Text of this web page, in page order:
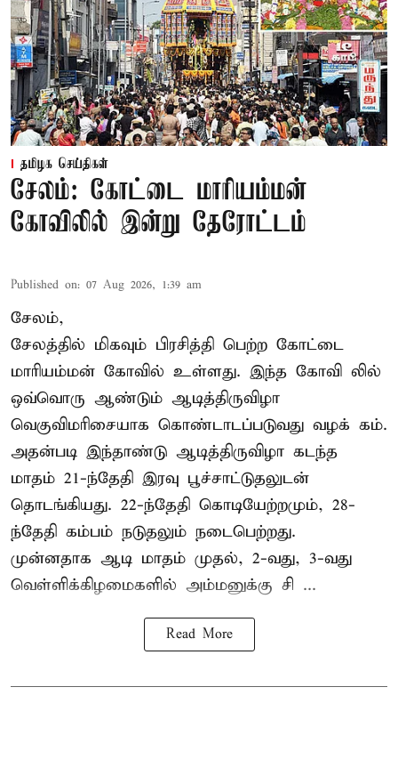
தமிழக செய்திகள்
சேலம்: கோட்டை மாரியம்மன்
கோவிலில் இன்று தேரோட்டம்
Published on: 07 Aug 2026, 1:39 am
சேலம்,
சேலத்தில் மிகவும் பிரசித்தி பெற்ற கோட்டை
மாரியம்மன் கோவில் உள்ளது. இந்த கோவி லில்
ஒவ்வொரு ஆண்டும் ஆடித்திருவிழா
வெகுவிமரிசையாக கொண்டாடப்படுவது வழக் கம்.
அதன்படி இந்தாண்டு ஆடித்திருவிழா கடந்த
மாதம் 21-ந்தேதி இரவு பூச்சாட்டுதலுடன்
தொடங்கியது. 22-ந்தேதி கொடியேற்றமும், 28-
ந்தேதி கம்பம் நடுதலும் நடைபெற்றது.
முன்னதாக ஆடி மாதம் முதல், 2-வது, 3-வது
வெள்ளிக்கிழமைகளில் அம்மனுக்கு சி ...
Read More